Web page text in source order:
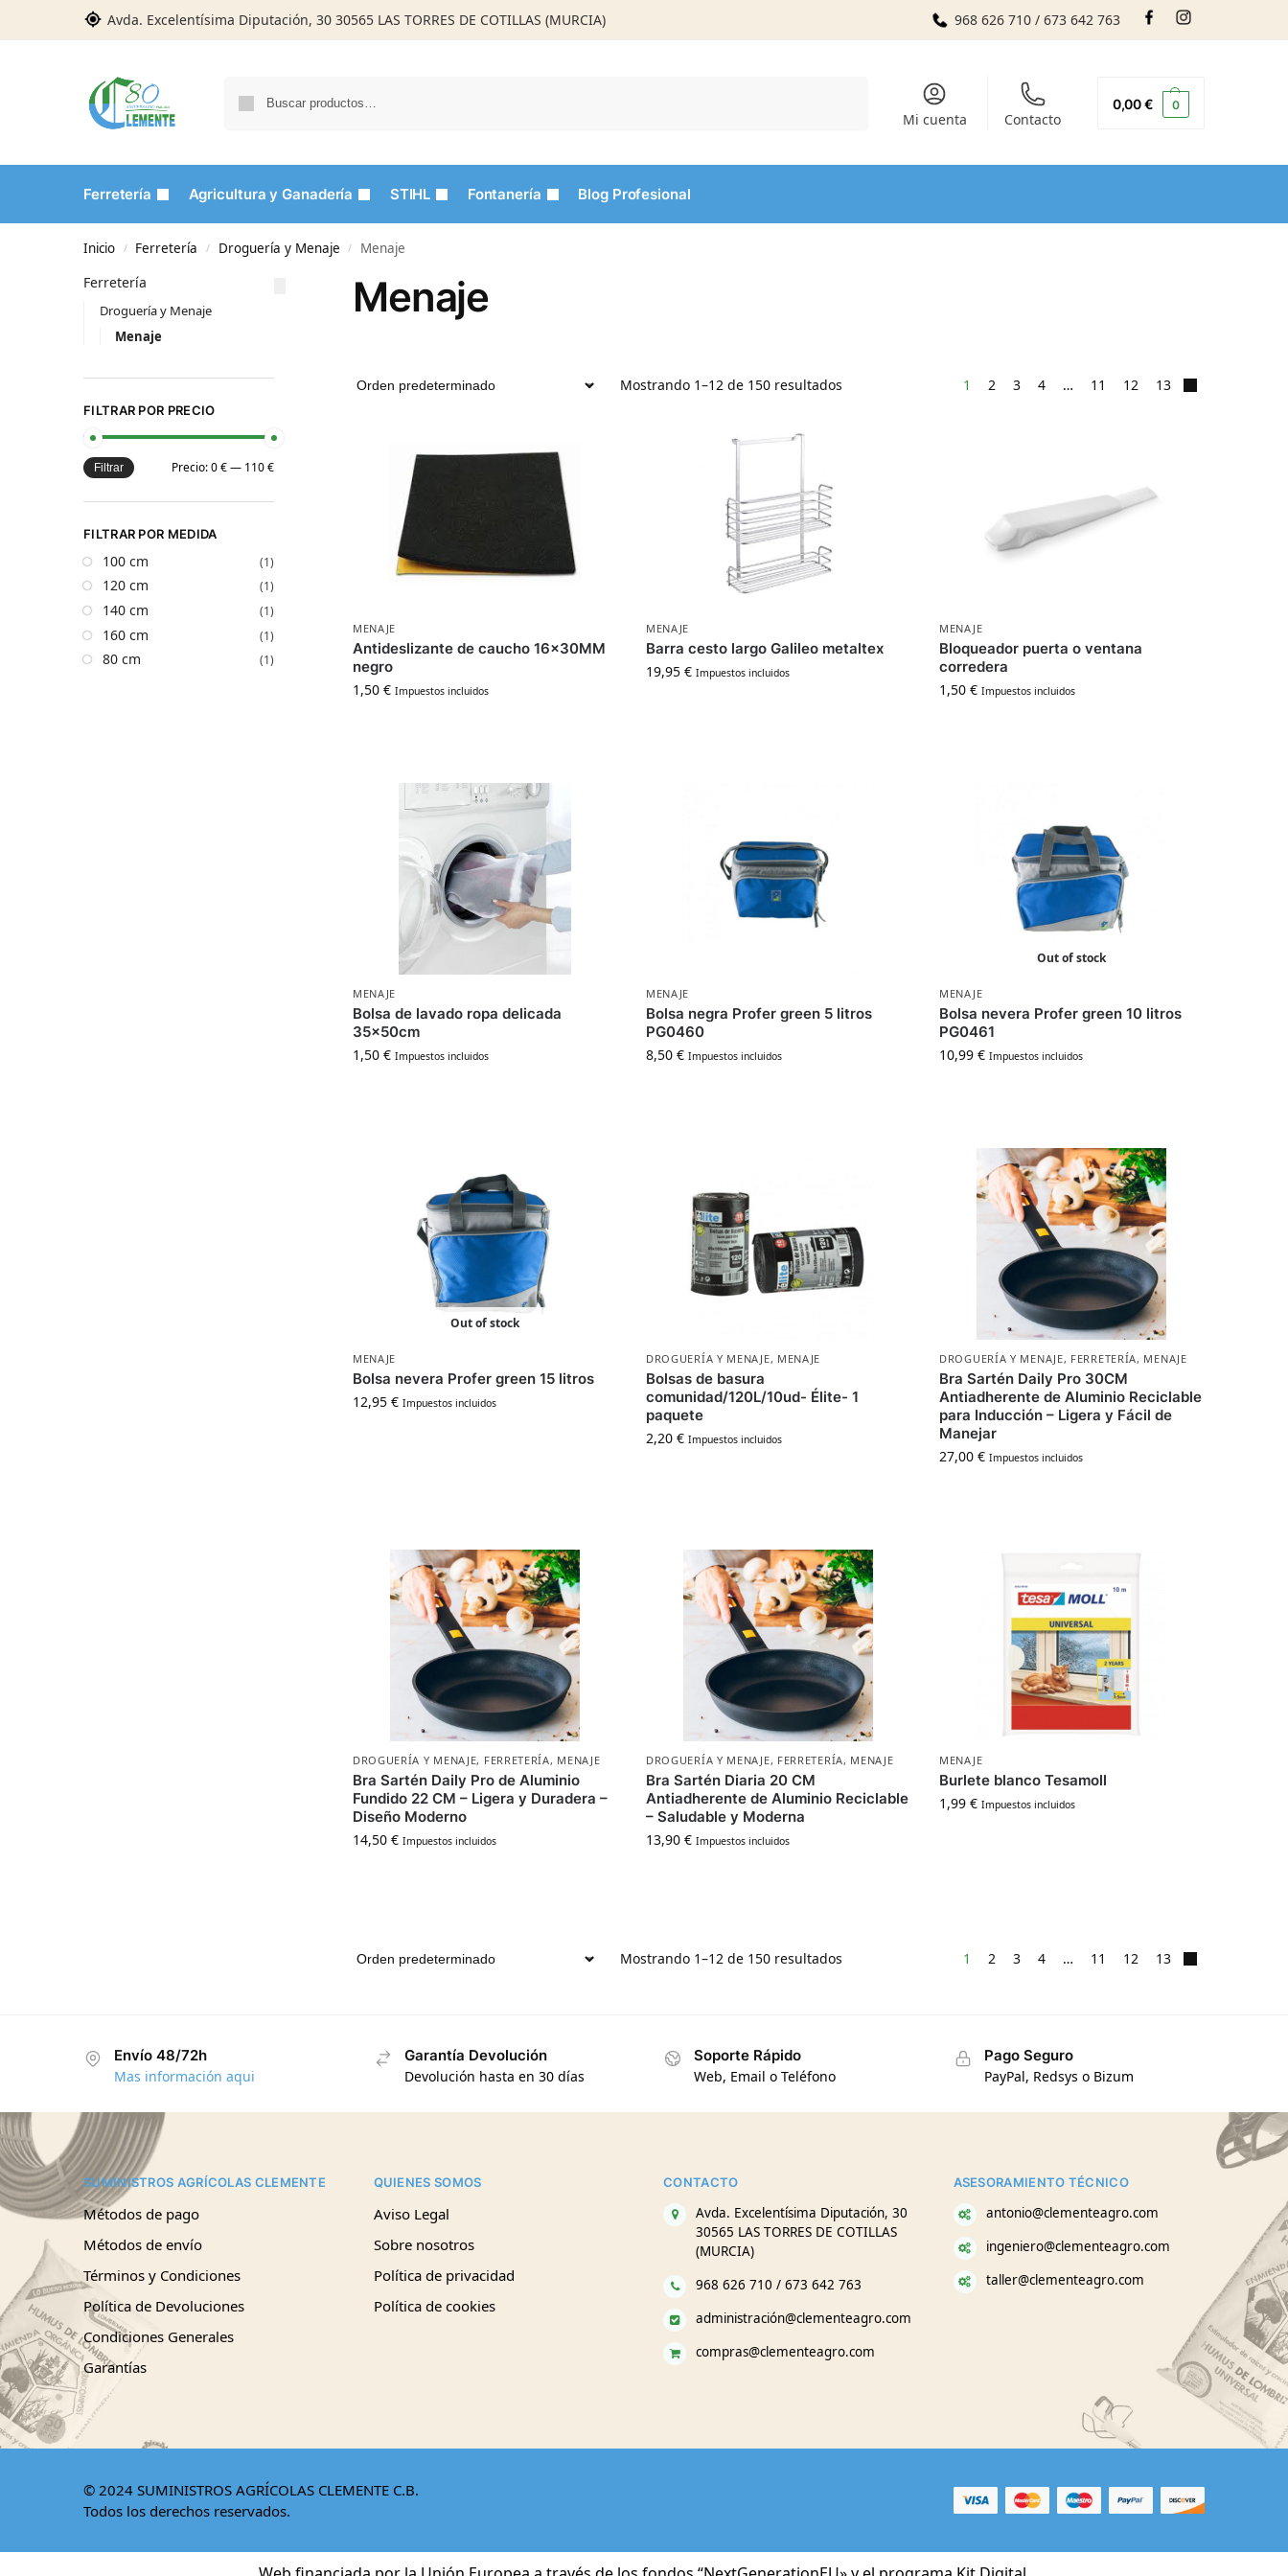
Avda. Excelentísima Diputación, 30 30565 LAS TORRES DE COTILLAS (MURCIA) 968 626 710 / 673 642 763
Mi cuenta Contacto
0,00€ 0
Ferretería Agricultura y Ganadería STIHL Fontanería Blog Profesional
Inicio / Ferretería / Droguería y Menaje / Menaje
Menaje
Mostrando 1–12 de 150 resultados 1 2 3 4 … 11 12 13
MENAJE
Antideslizante de caucho 16x30MM
negro
1,50 € Impuestos incluidos
MENAJE
Barra cesto largo Galileo metaltex
19,95 € Impuestos incluidos
MENAJE
Bloqueador puerta o ventana
corredera
1,50€ Impuestos incluidos
MENAJE
Bolsa de lavado ropa delicada
35x50cm
1,50 € Impuestos incluidos
MENAJE
Bolsa negra Profer green 5 litros
PG0460
8,50 € Impuestos incluidos
Out of stock
MENAJE
Bolsa nevera Profer green 10 litros
PG0461
10,99€ Impuestos incluidos
Out of stock
MENAJE
Bolsa nevera Profer green 15 litros
12,95 € Impuestos incluidos
DROGUERÍA Y MENAJE, MENAJE
Bolsas de basura
comunidad/120L/10ud- Élite- 1
paquete
2,20 € Impuestos incluidos
DROGUERÍA Y MENAJE, FERRETERÍA, MENAJE
Bra Sartén Daily Pro 30CM
Antiadherente de Aluminio Reciclable
para Inducción – Ligera y Fácil de
Manejar
27,00€ Impuestos incluidos
DROGUERÍA Y MENAJE, FERRETERÍA, MENAJE
Bra Sartén Daily Pro de Aluminio
Fundido 22 CM – Ligera y Duradera –
Diseño Moderno
14,50 € Impuestos incluidos
DROGUERÍA Y MENAJE, FERRETERÍA, MENAJE
Bra Sartén Diaria 20 CM
Antiadherente de Aluminio Reciclable
– Saludable y Moderna
13,90 € Impuestos incluidos
MENAJE
Burlete blanco Tesamoll
1,99€ Impuestos incluidos
Mostrando 1–12 de 150 resultados 1 2 3 4 … 11 12 13
Ferretería
Droguería y Menaje
Menaje
FILTRAR POR PRECIO
Filtrar Precio:0 €— 110 €
FILTRAR POR MEDIDA
100 cm (1)
120 cm (1)
140 cm (1)
160 cm (1)
80 cm (1)
Envío 48/72h
Mas información aqui
Garantía Devolución
Devolución hasta en 30 días
Soporte Rápido
Web, Email o Teléfono
Pago Seguro
PayPal, Redsys o Bizum
SUMINISTROS AGRÍCOLAS CLEMENTE
Métodos de pago
Métodos de envío
Términos y Condiciones
Política de Devoluciones
Condiciones Generales
Garantías
QUIENES SOMOS
Aviso Legal
Sobre nosotros
Política de privacidad
Política de cookies
CONTACTO
Avda. Excelentísima Diputación, 30
30565 LAS TORRES DE COTILLAS
(MURCIA)
968 626 710 / 673 642 763
administración@clementeagro.com
compras@clementeagro.com
ASESORAMIENTO TÉCNICO
antonio@clementeagro.com
ingeniero@clementeagro.com
taller@clementeagro.com
© 2024 SUMINISTROS AGRÍCOLAS CLEMENTE C.B.
Todos los derechos reservados.